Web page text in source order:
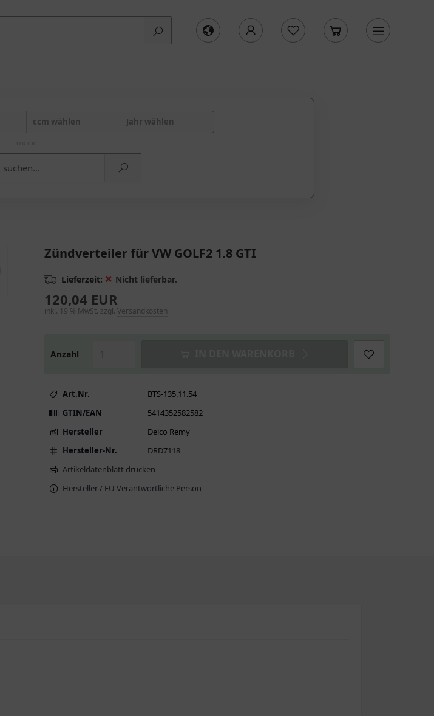
ccm wählen Jahr wählen
Zündverteiler für VW GOLF2 1.8 GTI
Lieferzeit: ❌ Nicht lieferbar.
120,04 EUR
inkl. 19 % MwSt. zzgl. Versandkosten
Anzahl
Art.Nr.
BTS-135.11.54
GTIN/EAN
5414352582582
Hersteller
Delco Remy
Hersteller-Nr.
DRD7118
Artikeldatenblatt drucken
Hersteller / EU Verantwortliche Person